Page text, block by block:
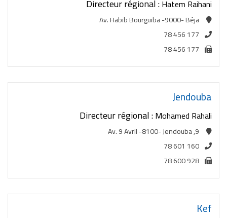
Directeur régional :Hatem Raihani
Av. Habib Bourguiba -9000- Béja
78 456 177
78 456 177
Jendouba
Directeur régional :Mohamed Rahali
9, Av. 9 Avril -8100- Jendouba
78 601 160
78 600 928
Kef